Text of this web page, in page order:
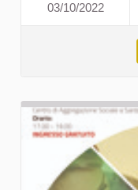
03/10/2022